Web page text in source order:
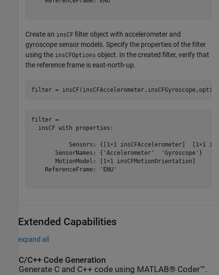
Create an insCF filter object with accelerometer and
gyroscope sensor models. Specify the properties of the filter
using the insCFOptions object. In the created filter, verify that
the reference frame is east-north-up.
filter =
filter =
  insCF with properties:
Sensors: {[1×1 insCFAccelerometer]  [1×1
       SensorNames: {'Accelerometer'  'Gyroscope'}
       MotionModel: [1×1 insCFMotionOrientation]
    ReferenceFrame: 'ENU'
Extended Capabilities
expand all
C/C++ Code Generation
Generate C and C++ code using MATLAB® Coder™.